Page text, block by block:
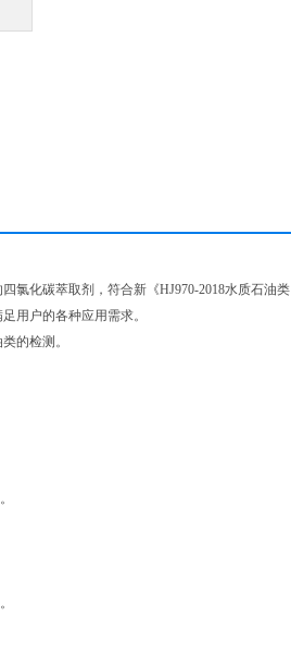
氯化碳萃取剂，符合新《HJ970-2018水质石油类
用户的各种应用需求。
的检测。